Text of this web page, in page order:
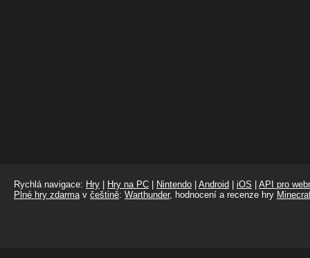
Rychlá navigace: Hry Hry na PC Nintendo Android iOS
API pro
Plné hry zdarmav češtině: Warthunder, hodnocení a recenze hry